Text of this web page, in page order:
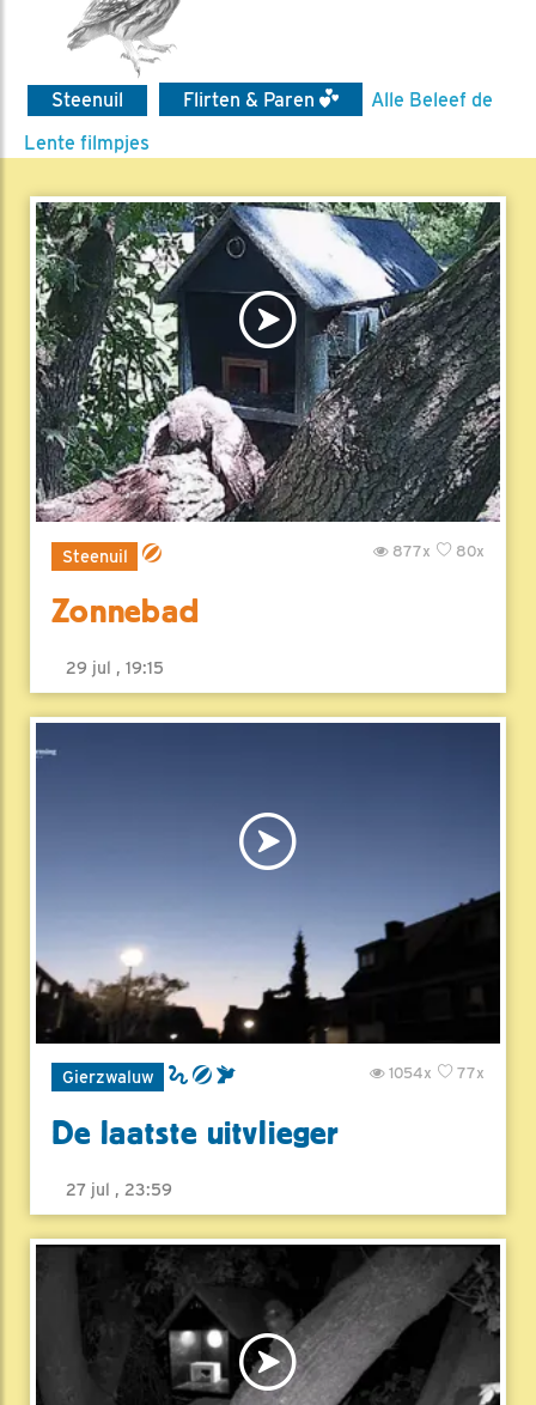
Steenuil Flirten & Paren
Alle Beleef de
Lente filmpjes
Steenuil 80x
877x
Zonnebad
29 jul , 19:15
Gierzwaluw 77x
1054x
De laatste uitvlieger
27 jul , 23:59